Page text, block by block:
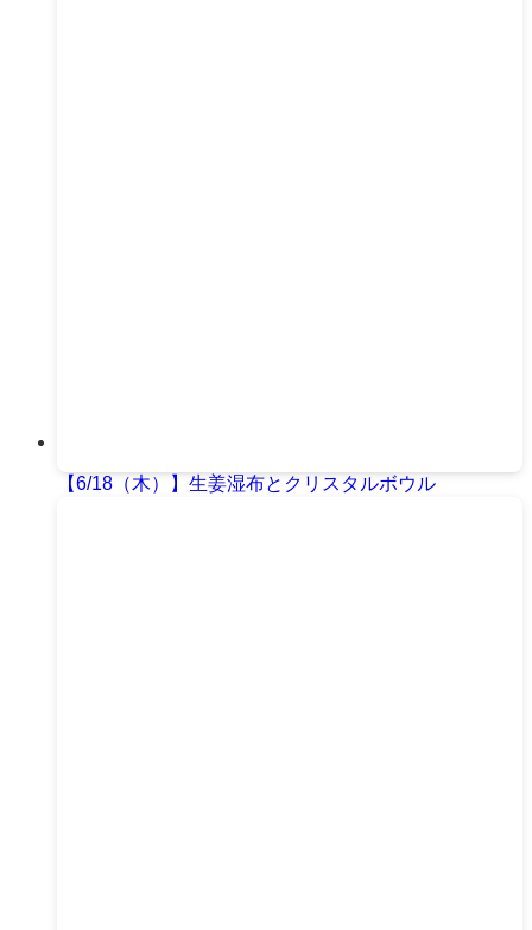
【6/18（木）】生姜湿布とクリスタルボウル